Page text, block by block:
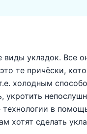
укладок. Все
те причёски,
холодным
укротить
в
хотят сделать